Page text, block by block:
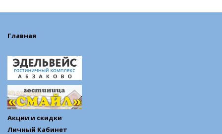
Главная
Акции и скидки
Личный Кабинет